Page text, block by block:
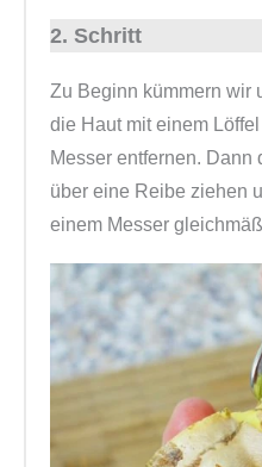
2. Schritt
Zu Beginn kümmern wir
die Haut mit einem
Messer entfernen.
über eine Reibe ziehen
einem Messer